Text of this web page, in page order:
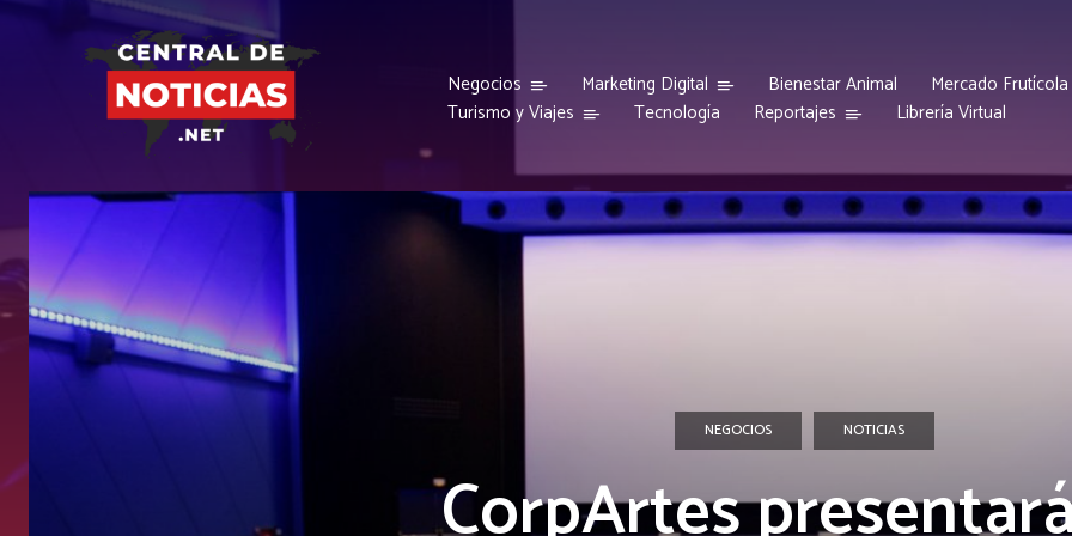
Negocios Marketing Digital Bienestar Animal
Mercado Frutícola
Turismo y Viajes
Tecnología Reportajes Librería Virtual
NEGOCIOS NOTICIAS
CorpArtes